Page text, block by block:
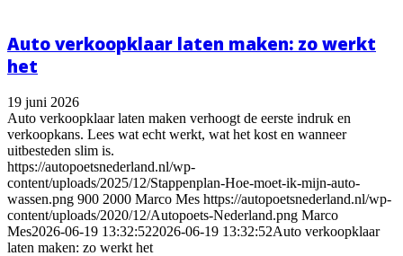
Auto verkoopklaar laten maken: zo werkt
het
19 juni 2026
Auto verkoopklaar laten maken verhoogt de eerste indruk en
verkoopkans. Lees wat echt werkt, wat het kost en wanneer
uitbesteden slim is.
https://autopoetsnederland.nl/wp-
content/uploads/2025/12/Stappenplan-Hoe-moet-ik-mijn-auto-
wassen.png 900 2000 Marco Mes https://autopoetsnederland.nl/wp-
content/uploads/2020/12/Autopoets-Nederland.png Marco
Mes2026-06-19 13:32:522026-06-19 13:32:52Auto verkoopklaar
laten maken: zo werkt het